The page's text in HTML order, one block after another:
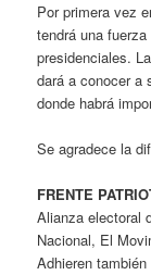
Por primera vez
tendrá una
presidenciales.
dará a conocer a
donde habrá
Se agradece la
FRENTE
Alianza electoral
Nacional, El
Adhieren